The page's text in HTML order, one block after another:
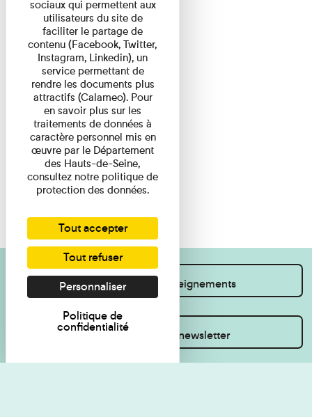
Je souhaite des renseignements
Inscrivez-vous à la newsletter
sociaux qui permettent aux
utilisateurs du site de
faciliter le partage de
contenu (Facebook, Twitter,
Instagram, Linkedin), un
service permettant de
rendre les documents plus
attractifs (Calameo). Pour
en savoir plus sur les
traitements de données à
caractère personnel mis en
œuvre par le Département
des Hauts-de-Seine,
consultez notre politique de
protection des données.
Tout accepter
Tout refuser
Personnaliser
Politique de
confidentialité